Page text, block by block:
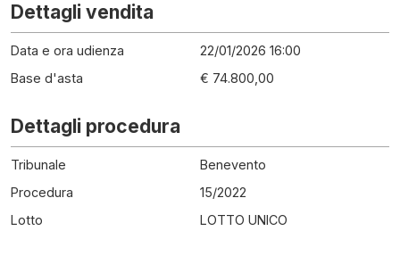
Dettagli vendita
Data e ora udienza
22/01/2026 16:00
Base d'asta
€ 74.800,00
Dettagli procedura
Tribunale
Benevento
Procedura
15/2022
Lotto
LOTTO UNICO